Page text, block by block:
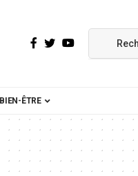
BIEN-ÊTRE